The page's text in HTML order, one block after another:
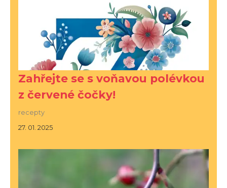
Zahřejte se s voňavou polévkou
z červené čočky!
recepty
27. 01. 2025